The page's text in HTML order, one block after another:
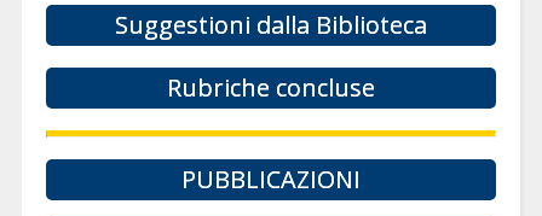
Suggestioni dalla Biblioteca
Rubriche concluse
PUBBLICAZIONI